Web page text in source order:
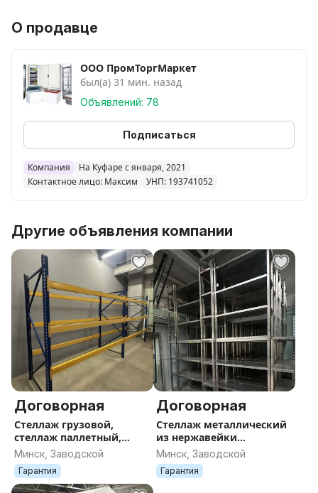
Возможна отправка по РБ.
О продавце
ООО ПромТоргМаркет
был(а) 31 мин. назад
Объявлений: 78
Подписаться
Компания
На Куфаре с января, 2021
Контактное лицо: Максим
УНП: 193741052
Другие объявления компании
Договорная
Стеллаж грузовой,
стеллаж паллетный,
стеллаж фронтальный
Минск, Заводской
Гарантия
Договорная
Стеллаж металлический
из нержавейки
1200х400х1800мм
Минск, Заводской
Гарантия